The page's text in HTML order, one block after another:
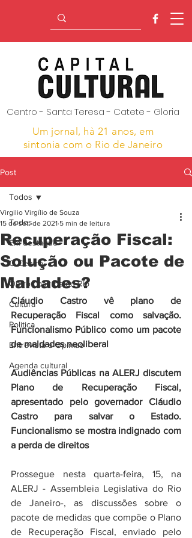
Centro - Santa Teresa - Catete - Gloria
Um jornal, hà 21 anos, em
sintonia com o Rio de Janeiro
Post
Todos
Em destaque
O Centro
Outros bairros do Rio
Cultura
Politica
Entrevista e Opiniao
Agenda cultural
Todos
Recuperação Fiscal:
Solução ou Pacote de
Maldades?
Virgilio Virgílio de Souza
15 de set. de 2021 5 min de leitura
Cláudio Castro vê plano de
Recuperação Fiscal como salvação.
Funcionalismo Público como um pacote
de maldades neoliberal
Audiências Públicas na ALERJ discutem
Plano de Recuperação Fiscal,
apresentado pelo governador Cláudio
Castro para salvar o Estado.
Funcionalismo se mostra indignado com
a perda de direitos
Prossegue nesta quarta-feira, 15, na
ALERJ - Assembleia Legislativa do Rio
de Janeiro-, as discussões sobre o
pacote de medidas que compõe o Plano
de Recuperação Fiscal, enviado pelo